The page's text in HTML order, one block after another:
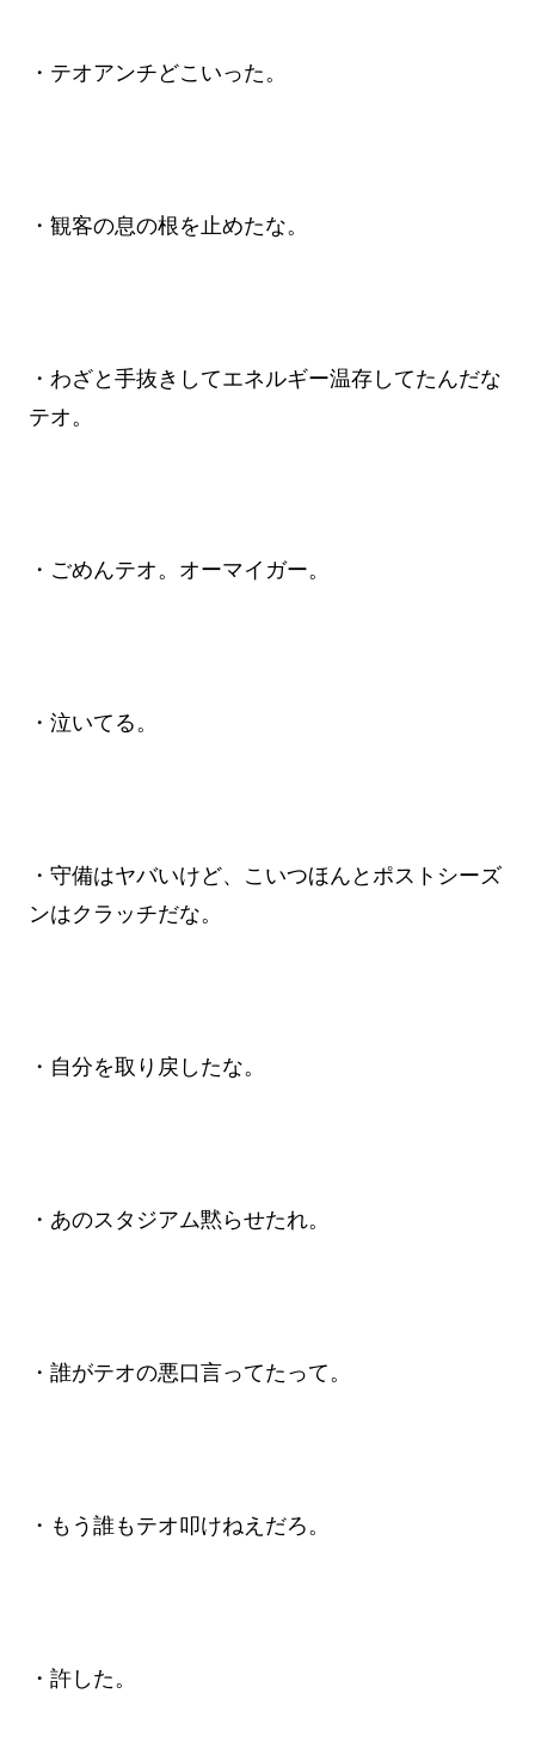
・テオアンチどこいった。
・観客の息の根を止めたな。
・わざと手抜きしてエネルギー温存してたんだな
テオ。
・ごめんテオ。オーマイガー。
・泣いてる。
・守備はヤバいけど、こいつほんとポストシーズ
ンはクラッチだな。
・自分を取り戻したな。
・あのスタジアム黙らせたれ。
・誰がテオの悪口言ってたって。
・もう誰もテオ叩けねえだろ。
・許した。